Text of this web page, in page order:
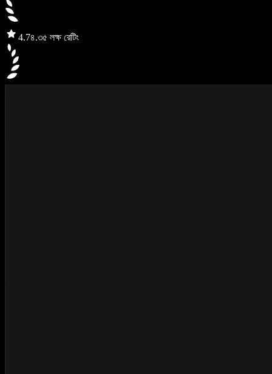
4.7৪.৩৫ লক্ষ রেটিং